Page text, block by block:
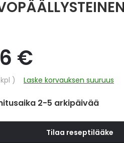
€
Laske korvauksen suuruus
2-5 arkipäivää
Tilaa reseptilääke